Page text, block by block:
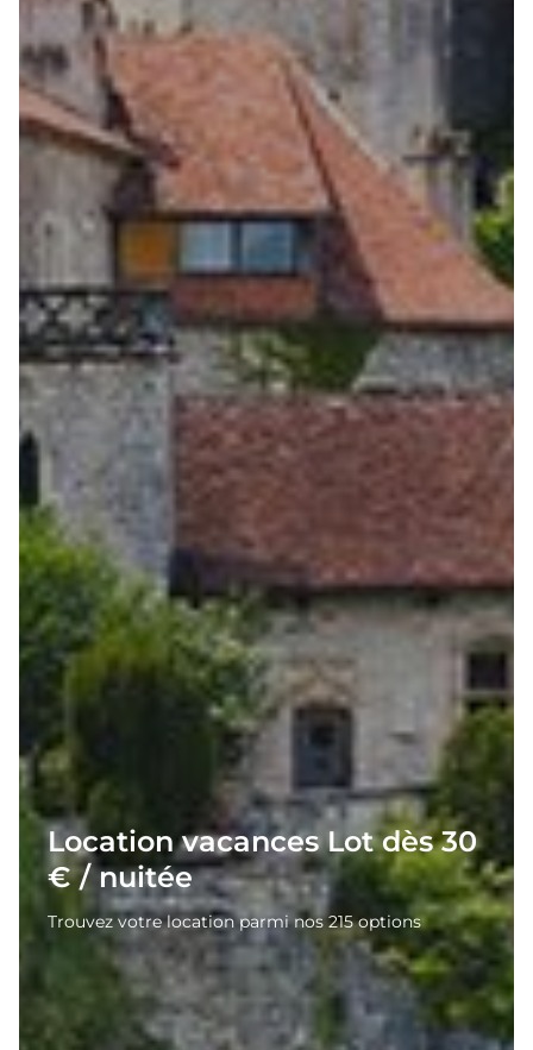
Location vacances Lot dès 30
€ / nuitée
Trouvez votre location parmi nos 215 options